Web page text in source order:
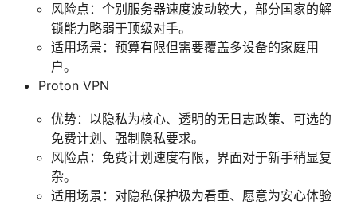
风险点：个别服务器速度波动较大，部分国家的解
锁能力略弱于顶级对手。
适用场景：预算有限但需要覆盖多设备的家庭用
户。
Proton VPN
优势：以隐私为核心、透明的无日志政策、可选的
免费计划、强制隐私要求。
风险点：免费计划速度有限，界面对于新手稍显复
杂。
适用场景：对隐私保护极为看重、愿意为安心体验